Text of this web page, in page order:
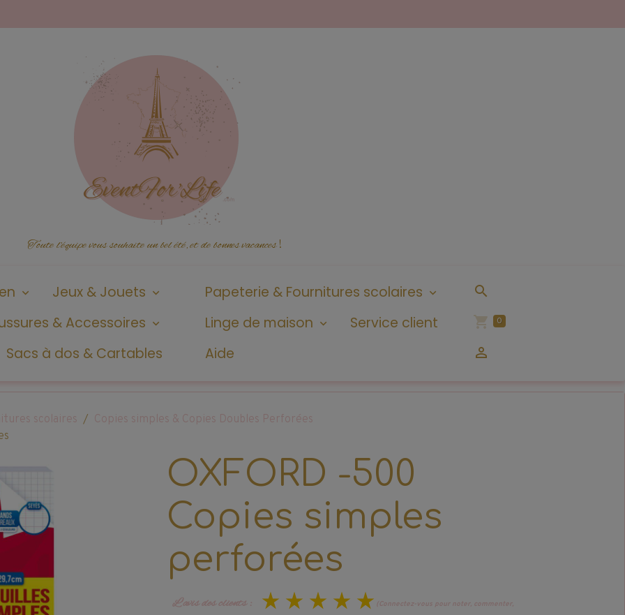
Toute l'équipe vous souhaite un bel été, et de bonnes vacances !
Jeux & Jouets
& Accessoires
Sacs à dos & Cartables
Papeterie & Fournitures scolaires
Linge de maison
Service client
Aide
0
scolaires
Copies simples & Copies Doubles Perforées
OXFORD -500
Copies simples
perforées
L’avis des clients :
(Connectez-vous pour noter, commenter,